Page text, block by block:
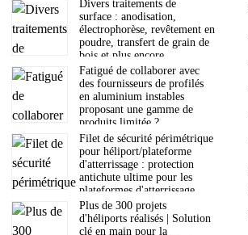
Divers traitements de
surface : anodisation,
électrophorèse, revêtement en
poudre, transfert de grain de
bois et plus encore
Fatigué de collaborer avec
des fournisseurs de profilés
en aluminium instables
proposant une gamme de
produits limitée ?
Filet de sécurité périmétrique
pour héliport/plateforme
d'atterrissage : protection
antichute ultime pour les
plateformes d'atterrissage
aéronautiques
Plus de 300 projets
d'héliports réalisés | Solution
clé en main pour la